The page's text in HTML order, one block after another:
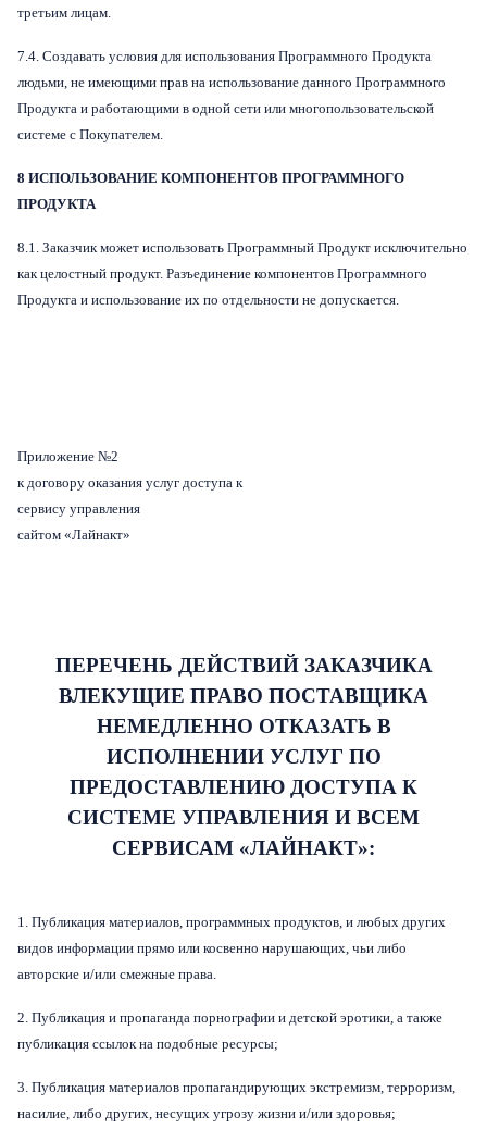
третьим лицам.
7.4. Создавать условия для использования Программного Продукта
людьми, не имеющими прав на использование данного Программного
Продукта и работающими в одной сети или многопользовательской
системе с Покупателем.
8 ИСПОЛЬЗОВАНИЕ КОМПОНЕНТОВ ПРОГРАММНОГО
ПРОДУКТА
8.1. Заказчик может использовать Программный Продукт исключительно
как целостный продукт. Разъединение компонентов Программного
Продукта и использование их по отдельности не допускается.
Приложение №2
к договору оказания услуг доступа к
сервису управления
сайтом «Лайнакт»
ПЕРЕЧЕНЬ ДЕЙСТВИЙ ЗАКАЗЧИКА
ВЛЕКУЩИЕ ПРАВО ПОСТАВЩИКА
НЕМЕДЛЕННО ОТКАЗАТЬ В
ИСПОЛНЕНИИ УСЛУГ ПО
ПРЕДОСТАВЛЕНИЮ ДОСТУПА К
СИСТЕМЕ УПРАВЛЕНИЯ И ВСЕМ
СЕРВИСАМ «ЛАЙНАКТ»:
1. Публикация материалов, программных продуктов, и любых других
видов информации прямо или косвенно нарушающих, чьи либо
авторские и/или смежные права.
2. Публикация и пропаганда порнографии и детской эротики, а также
публикация ссылок на подобные ресурсы;
3. Публикация материалов пропагандирующих экстремизм, терроризм,
насилие, либо других, несущих угрозу жизни и/или здоровья;